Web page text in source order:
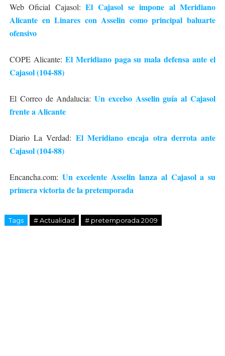
Web Oficial Cajasol:El Cajasol se impone al Meridiano
Alicante en Linares con Asselin como principal baluarte
ofensivo
COPE Alicante: El Meridiano paga su mala defensa ante el
Cajasol (104-88)
El Correo de Andalucia:Un excelso Asselin guía al Cajasol
frente a Alicante
Diario La Verdad: El Meridiano encaja otra derrota ante
Cajasol (104-88)
Encancha.com: Un excelente Asselin lanza al Cajasol a su
primera victoria de la pretemporada
Tags # Actualidad # pretemporada 2009